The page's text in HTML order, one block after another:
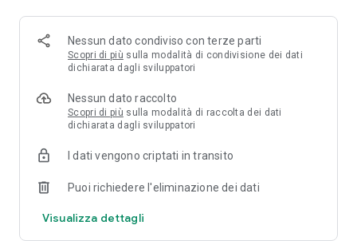
Nessun dato condiviso con terze parti
Scopri di più sulla modalità di condivisione dei dati
dichiarata dagli sviluppatori
Nessun dato raccolto
Scopri di più sulla modalità di raccolta dei dati
dichiarata dagli sviluppatori
I dati vengono criptati in transito
Puoi richiedere l'eliminazione dei dati
Visualizza dettagli